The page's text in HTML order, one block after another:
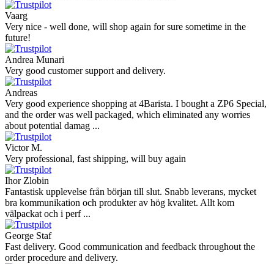
Vaarg
Very nice - well done, will shop again for sure sometime in the
future!
Andrea Munari
Very good customer support and delivery.
Andreas
Very good experience shopping at 4Barista. I bought a ZP6 Special,
and the order was well packaged, which eliminated any worries
about potential damag ...
Victor M.
Very professional, fast shipping, will buy again
Ihor Zlobin
Fantastisk upplevelse från början till slut. Snabb leverans, mycket
bra kommunikation och produkter av hög kvalitet. Allt kom
välpackat och i perf ...
George Staf
Fast delivery. Good communication and feedback throughout the
order procedure and delivery.